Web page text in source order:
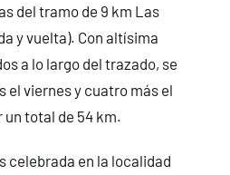
del tramo de 9 km Las
y vuelta). Con altísima
a lo largo del trazado, se
el viernes y cuatro más el
total de 54 km.
celebrada en la localidad